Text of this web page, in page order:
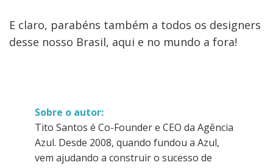
E claro, parabéns também a todos os designers
desse nosso Brasil, aqui e no mundo a fora!
Sobre o autor:
Tito Santos é Co-Founder e CEO da Agência
Azul. Desde 2008, quando fundou a Azul,
vem ajudando a construir o sucesso de